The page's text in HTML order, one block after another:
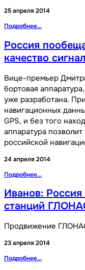
25 апреля 2014
Подробнее...
Россия
качество
Вице-премьер
бортовая
уже разработана.
навигационных
GPS, и без того
аппаратура
российской
24 апреля 2014
Подробнее...
Иванов:
станций
Продвижение
23 апреля 2014
Подробнее...